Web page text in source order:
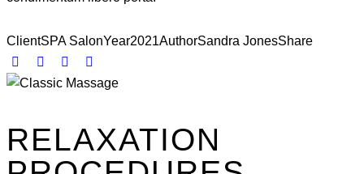
ClientSPA SalonYear2021AuthorSandra JonesShare
RELAXATION